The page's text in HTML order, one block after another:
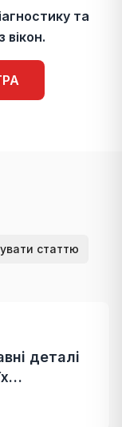
та
статтю
деталі